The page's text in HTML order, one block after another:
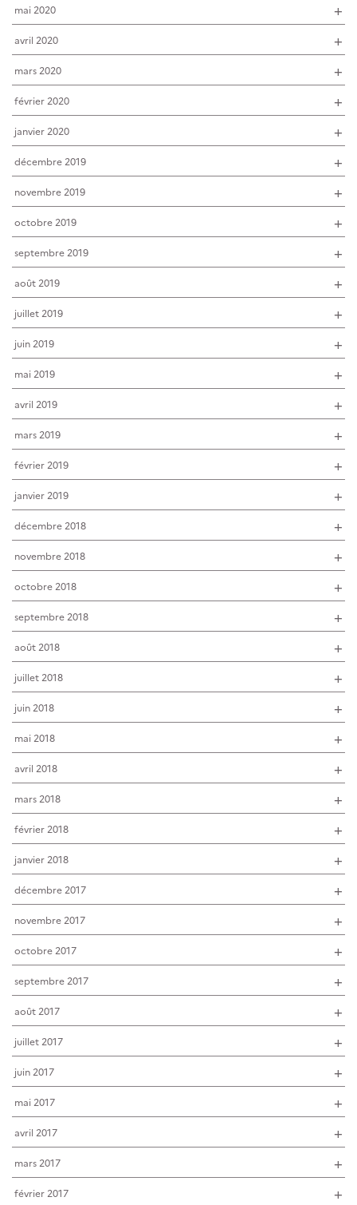
mai 2020
avril 2020
mars 2020
février 2020
janvier 2020
décembre 2019
novembre 2019
octobre 2019
septembre 2019
août 2019
juillet 2019
juin 2019
mai 2019
avril 2019
mars 2019
février 2019
janvier 2019
décembre 2018
novembre 2018
octobre 2018
septembre 2018
août 2018
juillet 2018
juin 2018
mai 2018
avril 2018
mars 2018
février 2018
janvier 2018
décembre 2017
novembre 2017
octobre 2017
septembre 2017
août 2017
juillet 2017
juin 2017
mai 2017
avril 2017
mars 2017
février 2017